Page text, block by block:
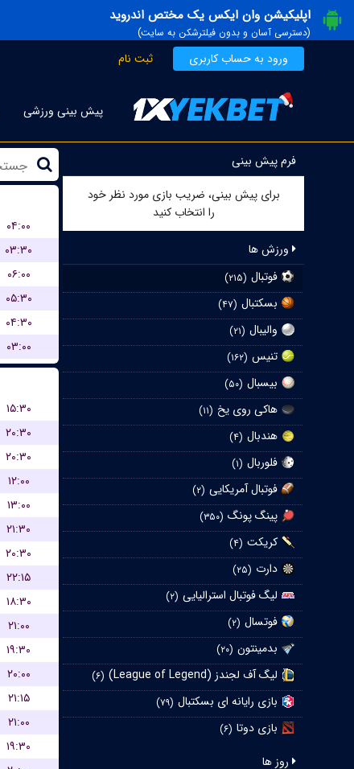
اپلیکیشن وان ایکس یک مختص اندروید
(دسترسی آسان و بدون فیلترشکن به سایت)
ورود به حساب کاربری ثبت نام
پیش بینی ورزشی
فرم پیش بینی
برای پیش بینی، ضریب بازی مورد نظر خود
را انتخاب کنید
ورزش ها
فوتبال (۲۱۵)
بسکتبال (۴۷)
والیبال (۲۱)
تنیس (۱۶۲)
بیسبال (۵۰)
هاکی روی یخ (۱۱)
هندبال (۴)
فلوربال (۱)
فوتبال آمریکایی (۲)
پینگ پونگ (۳۵۰)
کریکت (۴)
دارت (۲۵)
لیگ فوتبال استرالیایی (۲)
فوتسال (۲)
بدمینتون (۲۰)
لیگ آف لجندز (League of Legend) (۶)
بازی رایانه ای بسکتبال (۷۹)
بازی دوتا (۶)
روز ها
۰۴:۰۰
۰۳:۳۰
۰۶:۰۰
۰۵:۳۰
۰۴:۳۰
۰۳:۰۰
۱۵:۳۰
۲۰:۳۰
۲۰:۳۰
۱۲:۰۰
۱۳:۰۰
۲۱:۳۰
۲۰:۳۰
۲۲:۱۵
۱۸:۳۰
۲۱:۰۰
۱۹:۳۰
۲۰:۰۰
۲۱:۱۵
۲۱:۰۰
۱۹:۳۰